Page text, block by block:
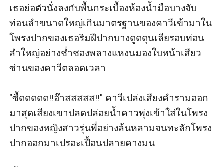
เธอย่อตัวนั่งลงกับพื้นกระเบื้องห้องน้ำมือบางจับ
ท่อนลำขนาดใหญ่เกินมาตรฐานของคาวีเข้ามาใน
โพรงปากของเธอริมฝีปากบางดูดดุนเลียรอบท่อน
ลำใหญ่อย่างช่ำชองพลางแหงนมองใบหน้าเสียว
ซ่านของคาวีตลอดเวลา
"ซื้ดดดดด!!อ๊าสสสสส!!" คาวีเปล่งเสียงคำรามออก
มาสุดเสียงเขาปลดปล่อยน้ำคาวพุ่งเข้าใส่ในโพรง
ปากของหญิงสาวรุ่นพี่อย่างล้นหลามจนทะลักโพรง
ปากออกมาเปรอะเปื้อนปลายคางมน